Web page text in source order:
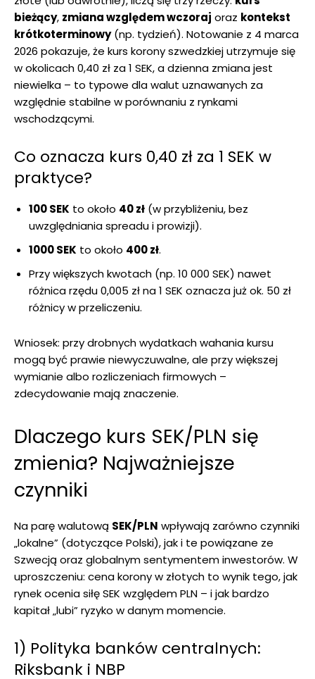
bieżący, zmiana względem wczoraj oraz kontekst
krótkoterminowy(np. tydzień). Notowanie z 4 marca
2026 pokazuje, że kurs korony szwedzkiej utrzymuje się
w okolicach 0,40 zł za 1 SEK, a dzienna zmiana jest
niewielka – to typowe dla walut uznawanych za
względnie stabilne w porównaniu z rynkami
wschodzącymi.
Co oznacza kurs 0,40 zł za 1 SEK w
praktyce?
100 SEK to około 40 zł (w przybliżeniu, bez
uwzględniania spreadu i prowizji).
1000 SEK to około 400 zł.
Przy większych kwotach (np. 10 000 SEK) nawet
różnica rzędu 0,005 zł na 1 SEK oznacza już ok. 50 zł
różnicy w przeliczeniu.
Wniosek: przy drobnych wydatkach wahania kursu
mogą być prawie niewyczuwalne, ale przy większej
wymianie albo rozliczeniach firmowych –
zdecydowanie mają znaczenie.
Dlaczego kurs SEK/PLN się
zmienia? Najważniejsze
czynniki
Na parę walutową SEK/PLN wpływają zarówno czynniki
„lokalne” (dotyczące Polski), jak i te powiązane ze
Szwecją oraz globalnym sentymentem inwestorów. W
uproszczeniu: cena korony w złotych to wynik tego, jak
rynek ocenia siłę SEK względem PLN – i jak bardzo
kapitał „lubi” ryzyko w danym momencie.
1) Polityka banków centralnych:
Riksbank i NBP